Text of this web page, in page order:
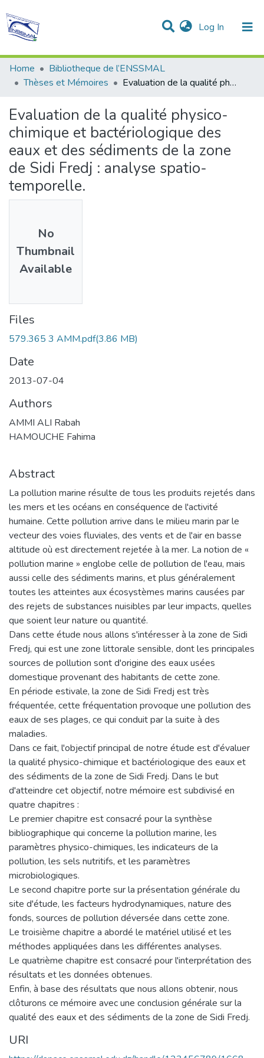
Log In (current)
Communities & Collections
Statistics
All of DSpace
Home
Bibliotheque de l’ENSSMAL
Thèses et Mémoires
Evaluation de la qualité physico-chimique et bactériologique des eaux et des sédiments de la zone de Sidi Fredj : analyse spatio-temporelle.
Evaluation de la qualité physico-
chimique et bactériologique des
eaux et des sédiments de la zone
de Sidi Fredj : analyse spatio-
temporelle.
No
Thumbnail
Available
Files
579.365 3 AMM.pdf(3.86 MB)
Date
2013-07-04
Authors
AMMI ALI Rabah
HAMOUCHE Fahima
Abstract
La pollution marine résulte de tous les produits rejetés dans
les mers et les océans en conséquence de l'activité
humaine. Cette pollution arrive dans le milieu marin par le
vecteur des voies fluviales, des vents et de l'air en basse
altitude où est directement rejetée à la mer. La notion de «
pollution marine » englobe celle de pollution de l'eau, mais
aussi celle des sédiments marins, et plus généralement
toutes les atteintes aux écosystèmes marins causées par
des rejets de substances nuisibles par leur impacts, quelles
que soient leur nature ou quantité.
Dans cette étude nous allons s'intéresser à la zone de Sidi
Fredj, qui est une zone littorale sensible, dont les principales
sources de pollution sont d'origine des eaux usées
domestique provenant des habitants de cette zone.
En période estivale, la zone de Sidi Fredj est très
fréquentée, cette fréquentation provoque une pollution des
eaux de ses plages, ce qui conduit par la suite à des
maladies.
Dans ce fait, l'objectif principal de notre étude est d'évaluer
la qualité physico-chimique et bactériologique des eaux et
des sédiments de la zone de Sidi Fredj. Dans le but
d'atteindre cet objectif, notre mémoire est subdivisé en
quatre chapitres :
Le premier chapitre est consacré pour la synthèse
bibliographique qui concerne la pollution marine, les
paramètres physico-chimiques, les indicateurs de la
pollution, les sels nutritifs, et les paramètres
microbiologiques.
Le second chapitre porte sur la présentation générale du
site d'étude, les facteurs hydrodynamiques, nature des
fonds, sources de pollution déversée dans cette zone.
Le troisième chapitre a abordé le matériel utilisé et les
méthodes appliquées dans les différentes analyses.
Le quatrième chapitre est consacré pour l'interprétation des
résultats et les données obtenues.
Enfin, à base des résultats que nous allons obtenir, nous
clôturons ce mémoire avec une conclusion générale sur la
qualité des eaux et des sédiments de la zone de Sidi Fredj.
URI